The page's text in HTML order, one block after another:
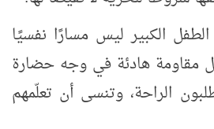
الكبير ليس مسارًا نفسيًا
مقاومة هادئة في وجه حضارة
الراحة، وتنسى أن تعلّمهم